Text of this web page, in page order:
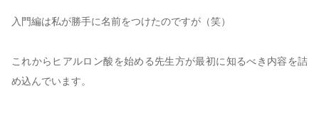
入門編は私が勝手に名前をつけたのですが（笑）
これからヒアルロン酸を始める先生方が最初に知るべき内容を詰
め込んでいます。